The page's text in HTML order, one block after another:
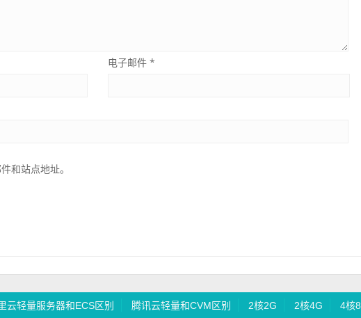
电子邮件 *
和站点地址。
云轻量服务器和ECS区别 腾讯云轻量和CVM区别 2核2G 2核4G 4核